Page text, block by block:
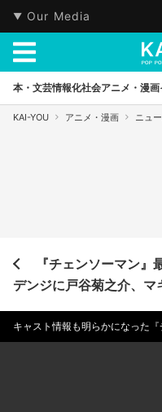
Our Media
本・文芸情報化社会アニメ・漫画
KAI-YOU アニメ・漫画 ニュ
『チェンソーマン
デンジに戸谷菊之介、
キャスト情報も明らかになった